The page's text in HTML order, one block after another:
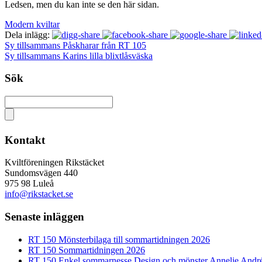
Ledsen, men du kan inte se den här sidan.
Modern kviltar
Dela inlägg:
Sy tillsammans Påskharar från RT 105
Sy tillsammans Karins lilla blixtlåsväska
Sök
Kontakt
Kviltföreningen Rikstäcket
Sundomsvägen 440
975 98 Luleå
info@rikstacket.se
Senaste inläggen
RT 150 Mönsterbilaga till sommartidningen 2026
RT 150 Sommartidningen 2026